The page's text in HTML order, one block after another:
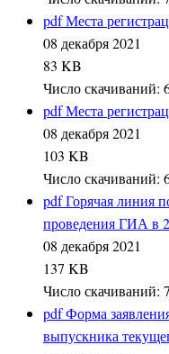
pdfМеста
08 декабря 2021
83 KB
Число скачиваний:
pdfМеста
08 декабря 2021
103 KB
Число скачиваний:
pdfГорячая линия
проведения ГИА в
08 декабря 2021
137 KB
Число скачиваний:
pdfФорма
выпускника